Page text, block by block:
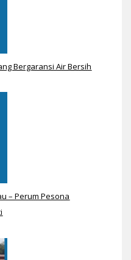
Bergaransi Air Bersih
– Perum Pesona